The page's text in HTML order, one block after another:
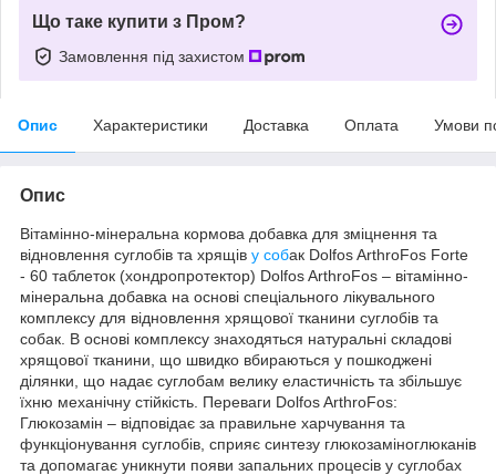
Що таке купити з Пром?
Замовлення під захистом
Опис Характеристики Доставка Оплата Умови
Опис
Вітамінно-мінеральна кормова добавка для зміцнення та
відновлення суглобів та хрящів у собак Dolfos ArthroFos Forte
- 60 таблеток (хондропротектор) Dolfos ArthroFos – вітамінно-
мінеральна добавка на основі спеціального лікувального
комплексу для відновлення хрящової тканини суглобів та
собак. В основі комплексу знаходяться натуральні складові
хрящової тканини, що швидко вбираються у пошкоджені
ділянки, що надає суглобам велику еластичність та збільшує
їхню механічну стійкість. Переваги Dolfos ArthroFos:
Глюкозамін – відповідає за правильне харчування та
функціонування суглобів, сприяє синтезу глюкозаміноглюканів
та допомагає уникнути появи запальних процесів у суглобах